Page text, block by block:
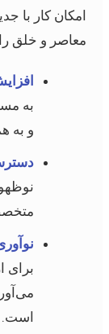
امکان کار با
معاصر و خلق
به
و به
برای
است.